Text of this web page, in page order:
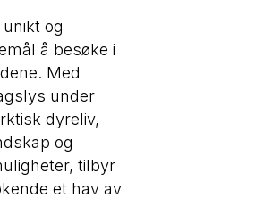
og
å besøke i
Med
under
dyreliv,
og
tilbyr
et hav av